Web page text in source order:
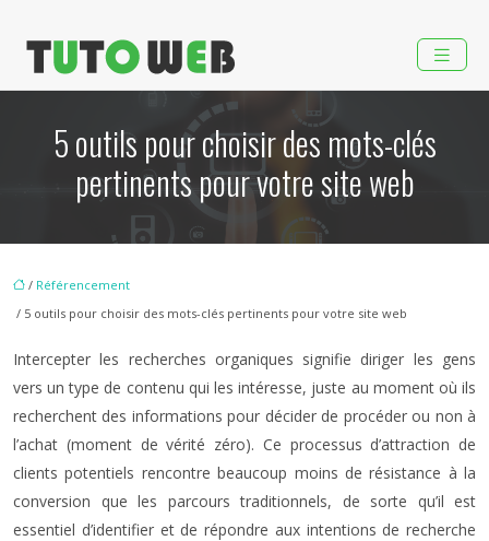
5 outils pour choisir des mots-clés
pertinents pour votre site web
/ Référencement
/ 5 outils pour choisir des mots-clés pertinents pour votre site web
Intercepter les recherches organiques signifie diriger les gens
vers un type de contenu qui les intéresse, juste au moment où ils
recherchent des informations pour décider de procéder ou non à
l’achat (moment de vérité zéro). Ce processus d’attraction de
clients potentiels rencontre beaucoup moins de résistance à la
conversion que les parcours traditionnels, de sorte qu’il est
essentiel d’identifier et de répondre aux intentions de recherche